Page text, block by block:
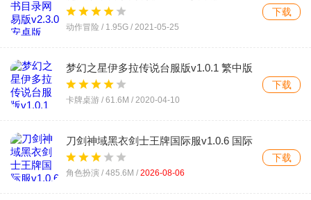
动作冒险 / 1.95G / 2021-05-25
下载
梦幻之星伊多拉传说台服版v1.0.1 繁中版
卡牌桌游 / 61.6M / 2020-04-10
下载
刀剑神域黑衣剑士王牌国际服v1.0.6 国际
版
角色扮演 / 485.6M / 2026-08-06
下载